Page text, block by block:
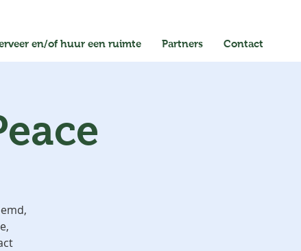
en/of huur een ruimte Partners Contact